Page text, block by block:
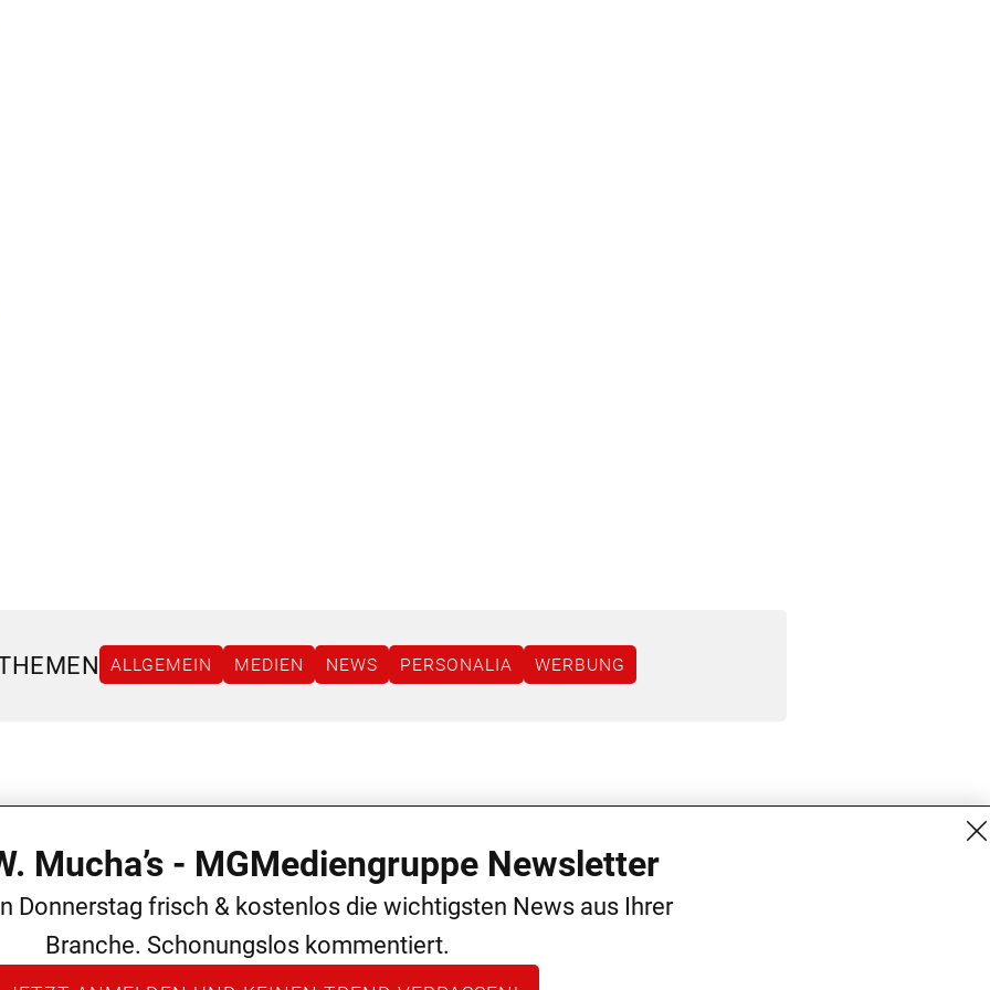
ALLGEMEIN MEDIEN NEWS PERSONALIA WERBUNG
Burgring 1/7
Mucha’s - MGMediengruppe Newsletter
Donnerstag frisch & kostenlos die wichtigsten News aus Ihrer
Branche. Schonungslos kommentiert.